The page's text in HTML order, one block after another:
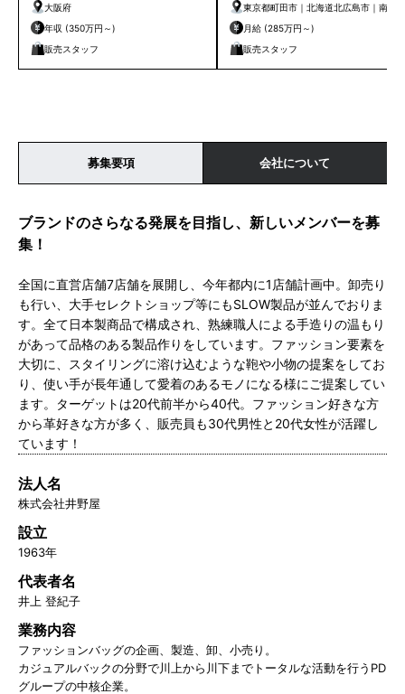
大阪府
年収 (350万円～)
販売スタッフ
東京都町田市｜北海道北広島市｜南町
田グランベリーパーク
月給 (285万円～)
販売スタッフ
募集要項 会社について
ブランドのさらなる発展を目指し、新しいメンバーを募
集！
全国に直営店舗7店舗を展開し、今年都内に1店舗計画中。卸売り
も行い、大手セレクトショップ等にもSLOW製品が並んでおりま
す。全て日本製商品で構成され、熟練職人による手造りの温もり
があって品格のある製品作りをしています。ファッション要素を
大切に、スタイリングに溶け込むような鞄や小物の提案をしてお
り、使い手が長年通して愛着のあるモノになる様にご提案してい
ます。ターゲットは20代前半から40代。ファッション好きな方
から革好きな方が多く、販売員も30代男性と20代女性が活躍し
ています！
法人名
株式会社井野屋
設立
1963年
代表者名
井上 登紀子
業務内容
ファッションバッグの企画、製造、卸、小売り。
カジュアルバックの分野で川上から川下までトータルな活動を行うPD
グループの中核企業。